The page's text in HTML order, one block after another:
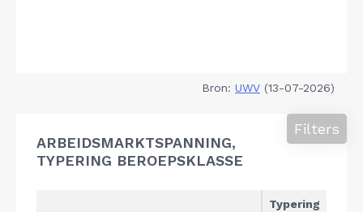
Bron: UWV (13-07-2026)
ARBEIDSMARKTSPANNING,
TYPERING BEROEPSKLASSE
Filters